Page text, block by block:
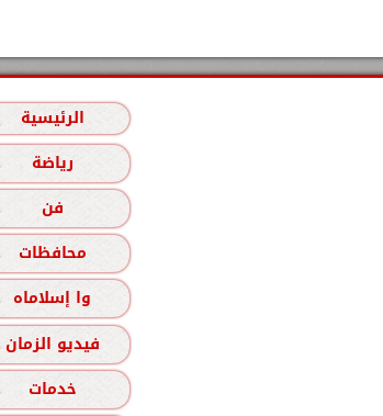
الرئيسية
رياضة
فن
محافظات
وا إسلاماه
فيديو الزمان
خدمات